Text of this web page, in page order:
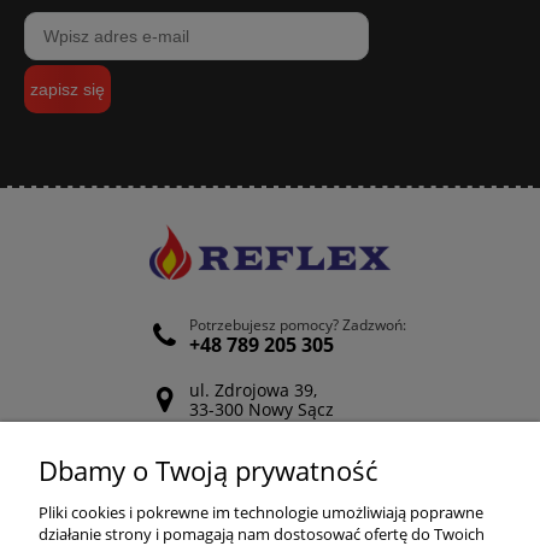
zapisz się
Potrzebujesz pomocy? Zadzwoń:
+48 789 205 305
ul. Zdrojowa 39,
33-300 Nowy Sącz
Odwiedź nasz Facebook
POMOC
Dbamy o Twoją prywatność
Pliki cookies i pokrewne im technologie umożliwiają poprawne
działanie strony i pomagają nam dostosować ofertę do Twoich